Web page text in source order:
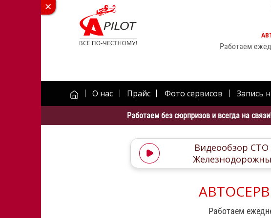
Работаем
О нас Прайс Фото сервисов Запись
Работаем без сюрпризов и всегда на
Видеообзор СТО
Работаем